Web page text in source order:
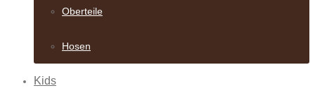
Oberteile
Hosen
Kids